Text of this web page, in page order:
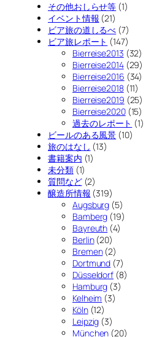
その他おしらせ等 (1)
イベント情報 (21)
ビア旅の道しるべ (7)
ビア旅レポート (147)
Bierreise2013 (32)
Bierreise2014(29)
Bierreise2016 (34)
Bierreise2018(11)
Bierreise2019 (25)
Bierreise2020(15)
過去のレポート (1)
ビールのある風景 (10)
旅のはなし (13)
書籍案内 (1)
未分類(1)
質問など(2)
醸造所情報 (319)
Augsburg (5)
Bamberg (19)
Bayreuth (4)
Berlin(20)
Bremen(2)
Dortmund (7)
Düsseldorf (8)
Hamburg (3)
Kelheim (3)
Köln(12)
Leipzig (3)
München (20)